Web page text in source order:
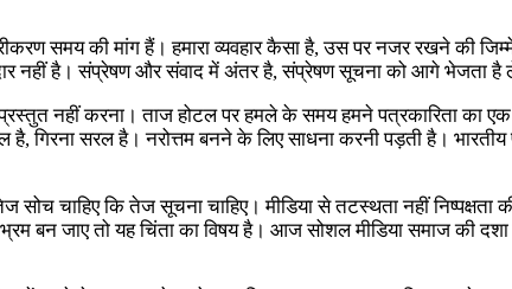
समय की मांग हैं। हमारा व्यवहार कैसा है, उस पर नजर रखने की
नहीं है। संप्रेषण और संवाद में अंतर है, संप्रेषण सूचना को आगे
नहीं करना। ताज होटल पर हमले के समय हमने पत्रकारिता का
है, गिरना सरल है। नरोत्तम बनने के लिए साधना करनी पड़ती है।
चाहिए कि तेज सूचना चाहिए। मीडिया से तटस्थता नहीं निष्पक्षता
बन जाए तो यह चिंता का विषय है। आज सोशल मीडिया समाज की दशा